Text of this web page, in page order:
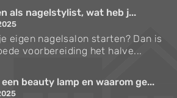
als nagelstylist, wat heb j...
eigen nagelsalon starten? Dan is
voorbereiding het halve...
een beauty lamp en waarom ge...